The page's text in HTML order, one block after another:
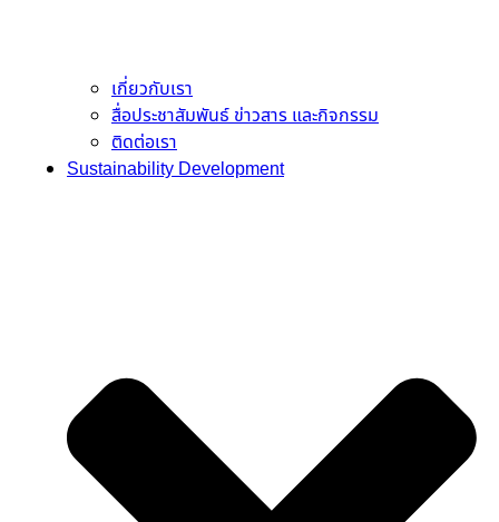
เกี่ยวกับเรา
สื่อประชาสัมพันธ์ ข่าวสาร และกิจกรรม
ติดต่อเรา
Sustainability Development